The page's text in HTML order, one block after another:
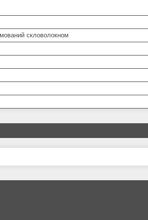
скловолокном